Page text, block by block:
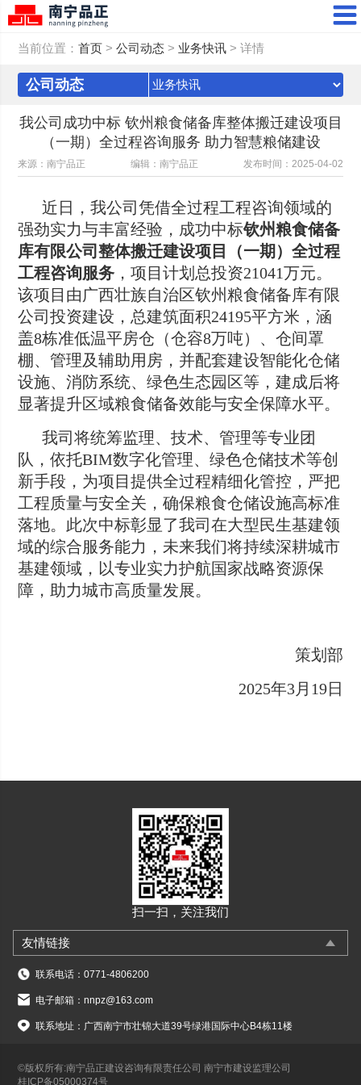
当前位置：首页 >公司动态 > 业务快讯 > 详情
公司动态
我公司成功中标 钦州粮食储备库整体搬迁建设项目
（一期）全过程咨询服务 助力智慧粮储建设
来源：南宁品正 编辑：南宁品正 发布时间：2025-04-02
近日，我公司凭借全过程工程咨询领域的
强劲实力与丰富经验，成功中标钦州粮食储备
库有限公司整体搬迁建设项目（一期）全过程
工程咨询服务 ，项目计划总投资21041万元。
该项目由广西壮族自治区钦州粮食储备库有限
公司投资建设，总建筑面积24195平方米，涵
盖8栋准低温平房仓（仓容8万吨）、仓间罩
棚、管理及辅助用房，并配套建设智能化仓储
设施、消防系统、绿色生态园区等，建成后将
显著提升区域粮食储备效能与安全保障水平。
我司将统筹监理、技术、管理等专业团
队，依托BIM数字化管理、绿色仓储技术等创
新手段，为项目提供全过程精细化管控，严把
工程质量与安全关，确保粮食仓储设施高标准
落地。此次中标彰显了我司在大型民生基建领
域的综合服务能力，未来我们将持续深耕城市
基建领域，以专业实力护航国家战略资源保
障，助力城市高质量发展。
策划部
2025年3月19日
扫一扫，关注我们
友情链接
联系电话：0771-4806200
电子邮箱：nnpz@163.com
联系地址：广西南宁市壮锦大道39号绿港国际中心B4栋11楼
©版权所有:南宁品正建设咨询有限责任公司 南宁市建设监理公司
桂ICP备05000374号